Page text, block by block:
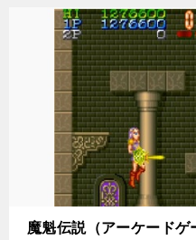
魔魁伝説（アーケードゲ